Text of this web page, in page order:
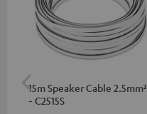
15m Speaker Cable 2.5mm²
- C2515S